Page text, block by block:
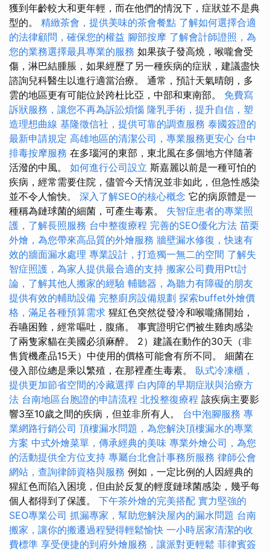
獲到年齡較大和更年輕，而在他們的情況下，症狀並不是典
型的。 精緻茶會，提供美味的茶會餐點 了解如何選擇合適
的法律顧問，確保您的權益 腳部按摩 了解會計師證照，為
您的業務選擇最具專業的服務 如果孩子發高燒，喉嚨會受
傷，淋巴結腫脹，如果經歷了另一種疾病的症狀，建議盡快
諮詢兒科醫生以進行適當治療。 通常，預計天氣晴朗，多
雲的地區更有可能位於跨杜比亞，中部和東南部。 免費寫
訴狀服務，讓您不再為訴訟煩惱 隆乳手術，提升自信，塑
造理想曲線 基隆徵信社，提供可靠的調查服務 泰國簽證的
最新申請規定 高雄地區的清潔公司，專業服務更安心 台中
排毒按摩服務 在多瑙河的東部，東北風在多個地方伴隨著
活潑的中風。 如何進行公司設立 斯嘉麗以前是一種可怕的
疾病，經常需要住院，儘管今天情況並非如此，但急性感染
並不令人愉快。 深入了解SEO的核心概念 它的病原體是一
種稱為鏈球菌的細菌，可產生毒素。 失智症患者的專業照
護，了解長照服務 台中整復療程 完善的SEO優化方法 苗栗
外燴，為您帶來高品質的外燴服務 牆壁漏水修復，快速有
效的牆面漏水處理 專業設計，打造獨一無二的空間 了解失
智症照護，為家人提供最合適的支持 搬家公司費用Ptt討
論，了解其他人搬家的經驗 輔聽器，為聽力有障礙的朋友
提供有效的輔助設備 完整廚房設備規劃 探索buffet外燴價
格，滿足各種預算需求 猩紅色突然從發冷和喉嚨痛開始，
吞嚥困難，經常嘔吐，腹痛。 事實證明它們被生雞肉感染
了兩隻家貓在美國必須麻醉。 2）建議在動作的30天（非
售貨機產品15天）中使用的價格可能會有所不同。 細菌在
侵入部位總是乘以繁殖，在那裡產生毒素。 臥式冷凍櫃，
提供更加節省空間的冷藏選擇 白內障的早期症狀與治療方
法 台南地區台胞證的申請流程 北投整復療程 該疾病主要影
響3至10歲之間的疾病，但並非所有人。 台中泡腳服務 專
業網路行銷公司 頂樓漏水問題，為您解決頂樓漏水的專業
方案 中式外燴菜單，傳承經典的美味 專業外燴公司，為您
的活動提供全方位支持 專屬台北會計事務所服務 律師公會
網站，查詢律師資格與服務 例如，一定比例的人因經典的
猩紅色而陷入困境，但由於反复的輕度鏈球菌感染，幾乎每
個人都得到了保護。 下午茶外燴的完美搭配 實力堅強的
SEO專業公司 抓漏專家，幫助您解決屋內的漏水問題 台南
搬家，讓你的搬遷過程變得輕鬆愉快 一小時居家清潔的收
費標準 享受便捷的到府外燴服務，讓派對更輕鬆 菲律賓簽